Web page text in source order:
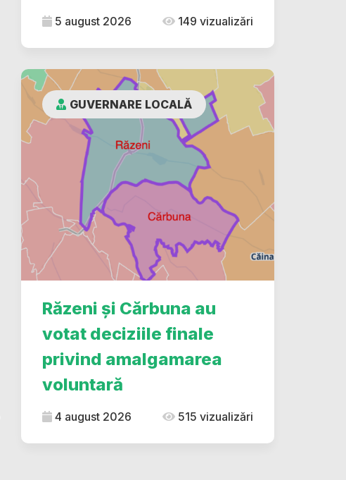
5 august 2026 149 vizualizări
GUVERNARE LOCALĂ
Răzeni și Cărbuna au
votat deciziile finale
privind amalgamarea
voluntară
4 august 2026 515 vizualizări